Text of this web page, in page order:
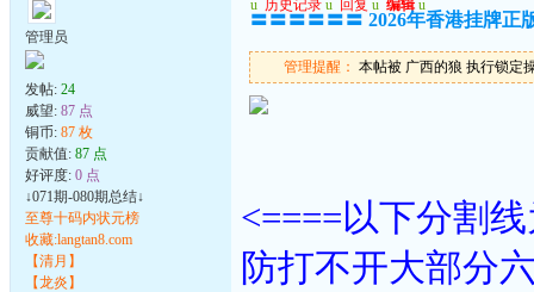
管理员
发帖: 24
威望: 87 点
铜币: 87 枚
贡献值: 87 点
好评度: 0 点
↓071期-080期总结↓
至尊十码内状元榜
收藏:langtan8.com
【清月】
【龙炎】
u 历史记录 u 回复 u 编辑 u
〓〓〓〓〓〓 2026年香港挂牌正
管理提醒： 本帖被 广西的狼 执行锁定
<====以下分割
防打不开大部分